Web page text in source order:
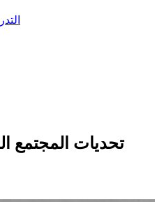
تحديات المجتمع